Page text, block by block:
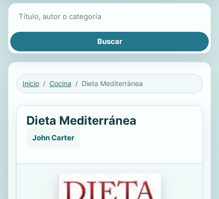
Inicio Cocina Dieta Mediterránea
Dieta Mediterránea
John Carter